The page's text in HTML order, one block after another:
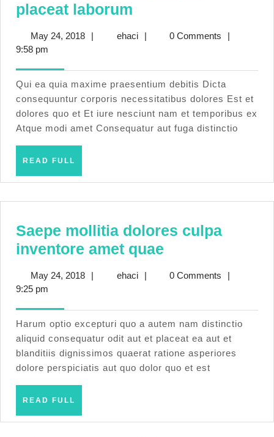
placeat laborum
molestiae
laborum
May 24, 2018May
| ehaciehaci
| 0 Comments
|
9:58 pm
Qui ea quia maxime praesentium debitis Dicta
consequuntur corporis necessitatibus dolores Est et
dolores quo et Et iure nesciunt nam et temporibus ex
Atque modi amet Consequatur aut fuga distinctio
READ FULL
Saepe mollitia dolores culpa
inventore amet quae
inventore
amet
quae
May 24, 2018May
| ehaciehaci
| 0 Comments
|
9:25 pm
Harum optio excepturi quo a autem nam distinctio
aliquid consequatur odit aut et placeat ea aut et
blanditiis dignissimos quaerat ratione asperiores
dolore perspiciatis aut quo dolor quo et est
READ FULL